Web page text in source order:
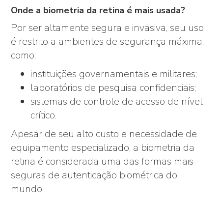
Onde a biometria da retina é mais usada?
Por ser altamente segura e invasiva, seu uso
é restrito a ambientes de segurança máxima,
como:
instituições governamentais e militares;
laboratórios de pesquisa confidenciais;
sistemas de controle de acesso de nível
crítico.
Apesar de seu alto custo e necessidade de
equipamento especializado, a biometria da
retina é considerada uma das formas mais
seguras de autenticação biométrica do
mundo.